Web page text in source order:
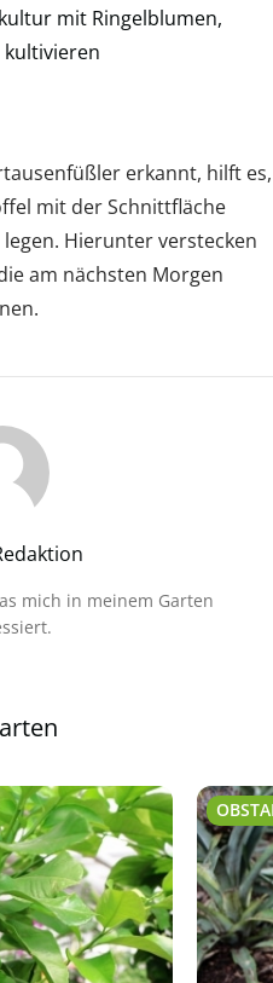
mit Ringelblumen,
kultivieren
erkannt, hilft es,
mit der Schnittfläche
Hierunter verstecken
am nächsten Morgen
mich in meinem Garten